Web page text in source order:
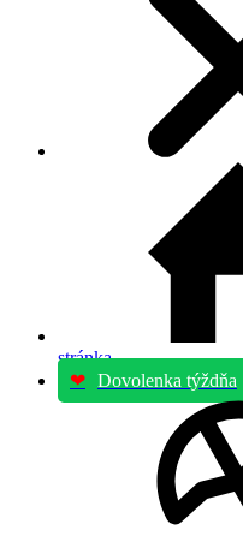
stránka
❤ Dovolenka týždňa